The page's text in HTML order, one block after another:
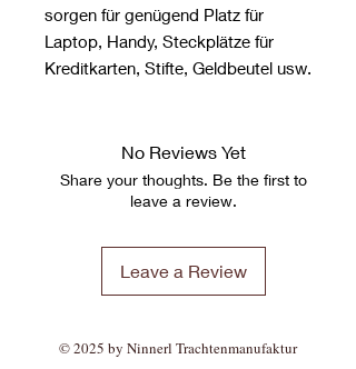
sorgen für genügend Platz für
Laptop, Handy, Steckplätze für
Kreditkarten, Stifte, Geldbeutel usw.
No Reviews Yet
Share your thoughts. Be the first to
leave a review.
Leave a Review
© 2025 by Ninnerl Trachtenmanufaktur